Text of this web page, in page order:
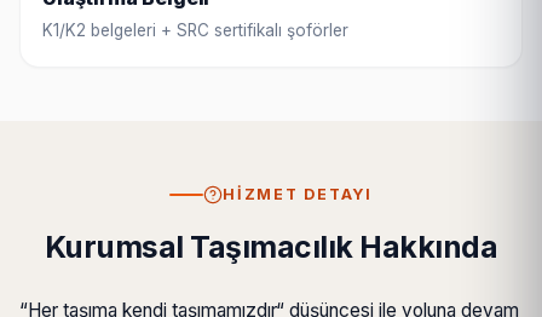
K1/K2 belgeleri + SRC sertifikalı şoförler
HIZMET DETAYI
Kurumsal Taşımacılık Hakkında
“Her taşıma kendi taşımamızdır“ düşüncesi ile yoluna devam